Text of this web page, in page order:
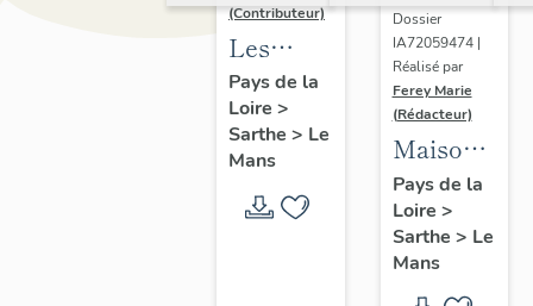
(Contributeur)
Les
faubourgs
du Mans
:
de
Pays de la
Loire >
Sarthe > Le
Mans
Dossier
IA72059474 |
Réalisé par
Ferey Marie
(Rédacteur)
Maisons
"H.B.M"
modèle
Levesque
Pays de la
Loire >
Sarthe > Le
Mans